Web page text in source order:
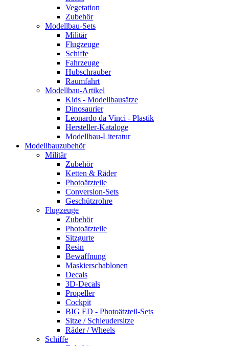
Vegetation
Zubehör
Modellbau-Sets
Militär
Flugzeuge
Schiffe
Fahrzeuge
Hubschrauber
Raumfahrt
Modellbau-Artikel
Kids - Modellbausätze
Dinosaurier
Leonardo da Vinci - Plastik
Hersteller-Kataloge
Modellbau-Literatur
Modellbauzubehör
Militär
Zubehör
Ketten & Räder
Photoätzteile
Conversion-Sets
Geschützrohre
Flugzeuge
Zubehör
Photoätzteile
Sitzgurte
Resin
Bewaffnung
Maskierschablonen
Decals
3D-Decals
Propeller
Cockpit
BIG ED - Photoätzteil-Sets
Sitze / Schleudersitze
Räder / Wheels
Schiffe